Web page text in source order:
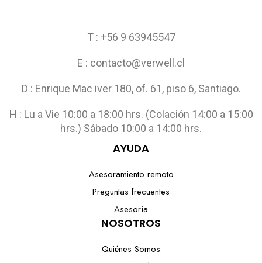
T : +56 9 63945547
E : contacto@verwell.cl
D : Enrique Mac iver 180, of. 61, piso 6, Santiago.
H : Lu a Vie 10:00 a 18:00 hrs. (Colación 14:00 a 15:00
hrs.) Sábado 10:00 a 14:00 hrs.
AYUDA
Asesoramiento remoto
Preguntas frecuentes
Asesoría
NOSOTROS
Quiénes Somos